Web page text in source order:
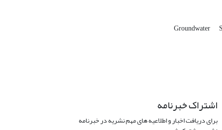
Groundwater
اشتراک خبرنامه
برای دریافت اخبار و اطلاعیه های مهم نشریه در خبرنامه